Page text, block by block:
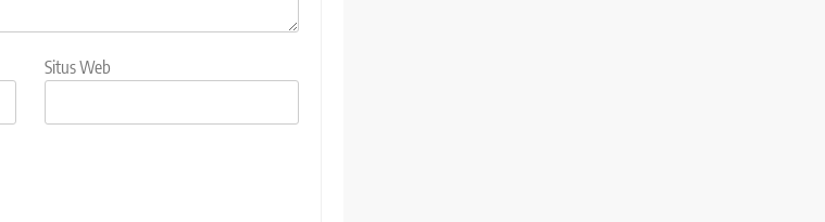
Situs Web